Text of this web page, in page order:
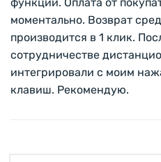
функций. Оплата от
моментально. Возврат
производится в 1 клик.
сотрудничестве
интегрировали с моим
клавиш. Рекомендую.